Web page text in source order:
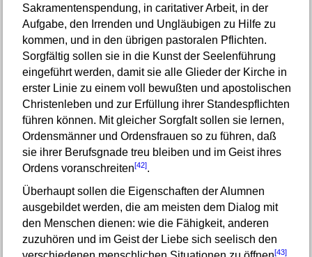
Sakramentenspendung, in caritativer Arbeit, in der
Aufgabe, den Irrenden und Ungläubigen zu Hilfe zu
kommen, und in den übrigen pastoralen Pflichten.
Sorgfältig sollen sie in die Kunst der Seelenführung
eingeführt werden, damit sie alle Glieder der Kirche in
erster Linie zu einem voll bewußten und apostolischen
Christenleben und zur Erfüllung ihrer Standespflichten
führen können. Mit gleicher Sorgfalt sollen sie lernen,
Ordensmänner und Ordensfrauen so zu führen, daß
sie ihrer Berufsgnade treu bleiben und im Geist ihres
Ordens voranschreiten[42].
Überhaupt sollen die Eigenschaften der Alumnen
ausgebildet werden, die am meisten dem Dialog mit
den Menschen dienen: wie die Fähigkeit, anderen
zuzuhören und im Geist der Liebe sich seelisch den
[43]